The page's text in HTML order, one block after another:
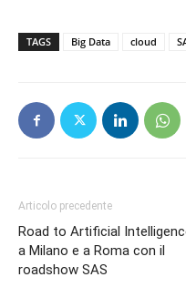
TAGS Big Data cloud
Articolo precedente
Road to Artificial
a Milano e a Roma con il
roadshow SAS